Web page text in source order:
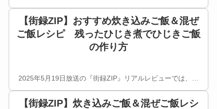
【街録ZIP】おすすめ炊き込みご飯＆混ぜ
ご飯レシピ 残ったひじき煮でひじきご飯
の作り方
2025年5月19日放送の『街録ZIP』リアルレビューでは、…
【街録ZIP】炊き込みご飯＆混ぜご飯レシ